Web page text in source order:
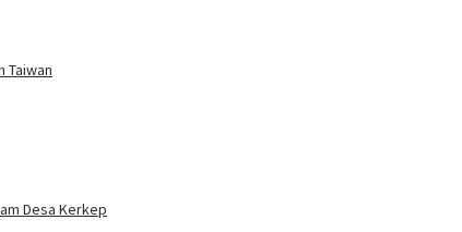
Taiwan
Desa Kerkep